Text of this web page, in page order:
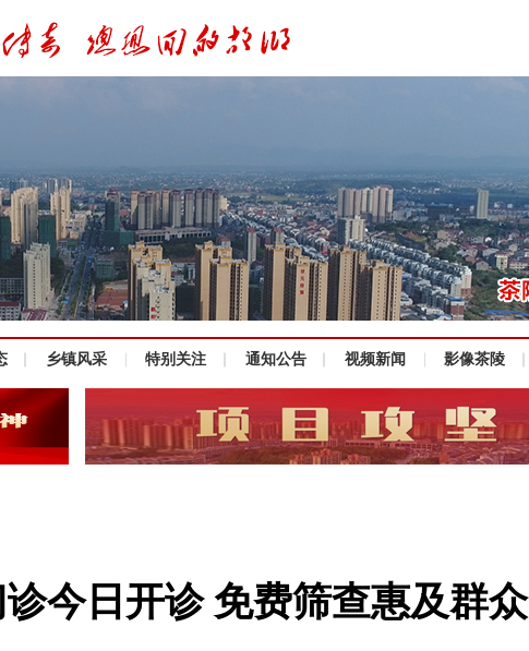
乡镇风采 特别关注 通知公告 视频新闻 影像茶陵
今日开诊 免费筛查惠及群众